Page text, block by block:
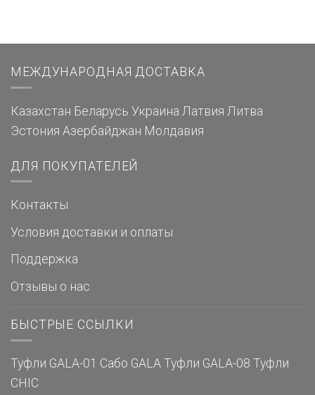
МЕЖДУНАРОДНАЯ ДОСТАВКА
Казахстан Беларусь Украина Латвия Литва
Эстония Азербайджан Молдавия
ДЛЯ ПОКУПАТЕЛЕЙ
Контакты
Условия доставки и оплаты
Поддержка
Отзывы о нас
БЫСТРЫЕ ССЫЛКИ
Туфли GALA-01 Сабо GALA Туфли GALA-08 Туфли
CHIC